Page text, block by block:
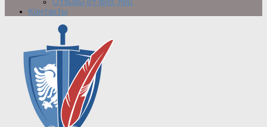
Отзывы от физ. лиц
Контакты